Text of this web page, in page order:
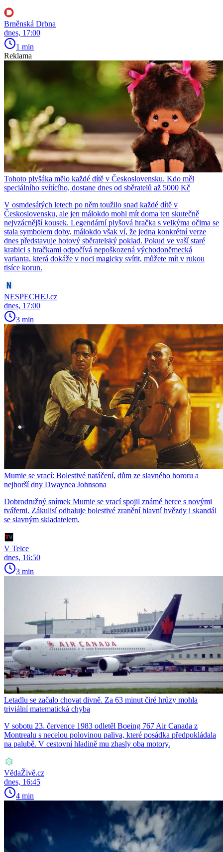
Brněnská Drbna
dnes, 17:00
1 min
Reklama
Tohoto plyšáka mělo každé dítě v Československu. Kdo měl
speciálního svítícího, dostane dnes od sběratelů až 5000 Kč
V osmdesátých letech po něm toužilo snad každé dítě v
Československu, ale jen málokdo mohl mít doma ten skutečně
nejvzácnější kousek. Legendární plyšová hračka s velkýma očima se
stala symbolem doby, málokdo však ví, že jedna konkrétní verze
dnes představuje hotový sběratelský poklad. Pokud ve vaší staré
krabici s hračkami odpočívá nepoškozená východoněmecká
varianta, která dokáže v noci magicky svítit, můžete mít v rukou
tisíce korun.
NESPECHEJ.cz
dnes, 17:00
3 min
Mumie se vrací: Bolestivé natáčení, dům ze slavného hororu a
nejhorší dny Dwaynea Johnsona
Dobrodružný snímek Mumie se vrací spojil známé herce s novými
tvářemi. Zákulisí odhaluje bolestivé zranění hlavní hvězdy i skandál
se slavným skladatelem.
V Telce
dnes, 16:50
3 min
Letadlu se začalo chovat divně. Za 63 minut čiré hrůzy mohla
triviální matematická chyba
V sobotu 23. července 1983 odletěl Boeing 767 Air Canada z
Montrealu s necelou polovinou paliva, které posádka předpokládala
na palubě. V cestovní hladině mu zhasly oba motory.
VědaŽivě.cz
dnes, 16:45
4 min